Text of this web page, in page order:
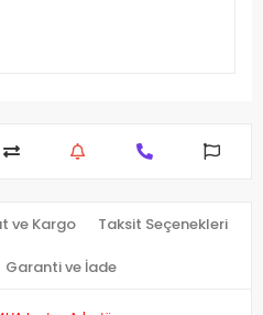
ve Kargo Taksit Seçenekleri
Garanti ve İade